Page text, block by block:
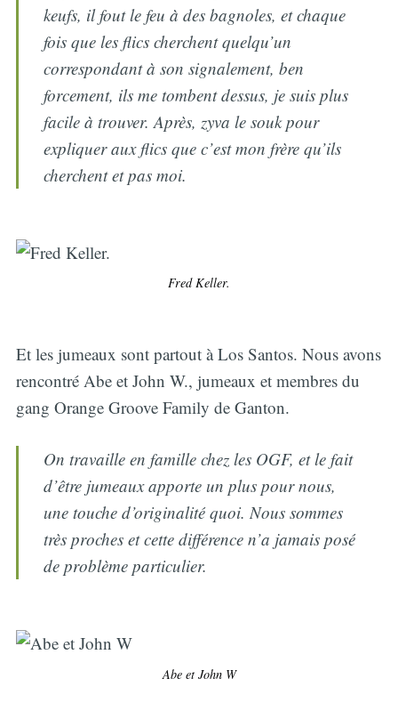
keufs, il fout le feu à des bagnoles, et chaque
fois que les flics cherchent quelqu’un
correspondant à son signalement, ben
forcement, ils me tombent dessus, je suis plus
facile à trouver. Après, zyva le souk pour
expliquer aux flics que c’est mon frère qu’ils
cherchent et pas moi.
Fred Keller.
Et les jumeaux sont partout à Los Santos. Nous avons
rencontré Abe et John W., jumeaux et membres du
gang Orange Groove Family de Ganton.
On travaille en famille chez les OGF, et le fait
d’être jumeaux apporte un plus pour nous,
une touche d’originalité quoi. Nous sommes
très proches et cette différence n’a jamais posé
de problème particulier.
Abe et John W